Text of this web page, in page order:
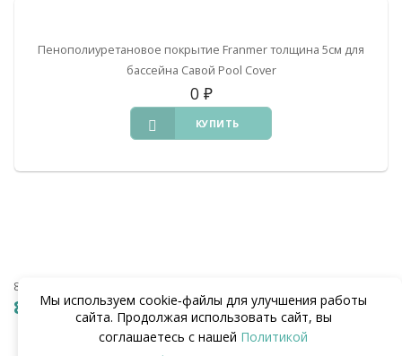
Пенополиуретановое покрытие Franmer толщина 5см для
бассейна Савой Pool Cover
0 ₽
КУПИТЬ
8 (938) 441-20-90
8 (862) 291-20-90
Мы используем cookie‑файлы для улучшения работы
сайта. Продолжая использовать сайт, вы
соглашаетесь с нашей Политикой